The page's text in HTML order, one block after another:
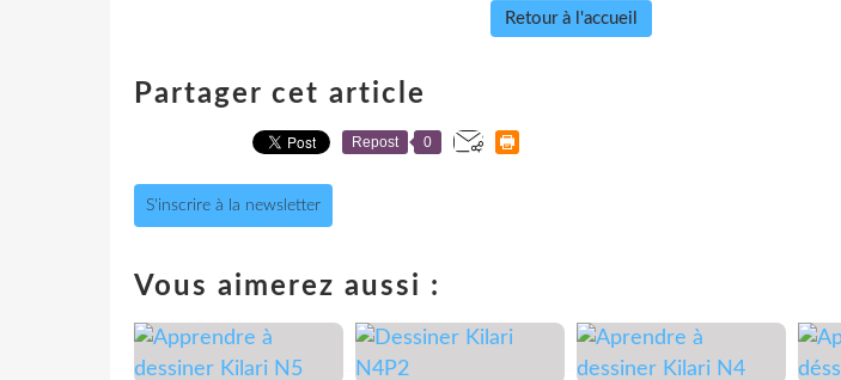
Retour à l'accueil
Partager cet article
Repost 0
S'inscrire à la newsletter
Vous aimerez aussi :